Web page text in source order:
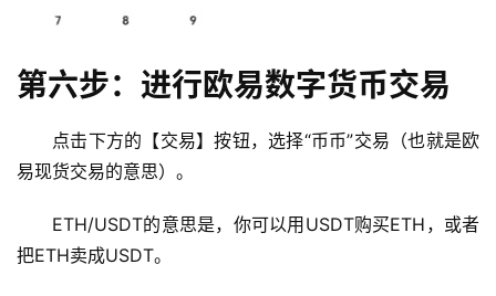
分
币
第六步：进行欧易数字货币交易
点击下方的【交易】按钮，选择“币币”交易（也就是欧
易现货交易的意思）。
ETH/USDT的意思是，你可以用USDT购买ETH，或者
把ETH卖成USDT。